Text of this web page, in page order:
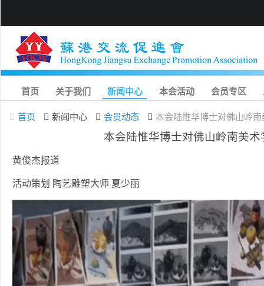
首页 关于我们 新闻中心 本会活动 会员专区
首页 新闻中心 会员动态 本会陆惟华博士对佛山岭
本会陆惟华博士对佛山岭南美
黄俊杰报道
活动策划 陶艺雕塑大师 夏少丽